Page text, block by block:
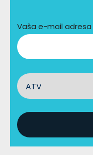
Vaša e-mail adresa